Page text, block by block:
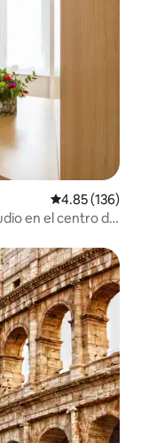
Calificación
4.85 (136)
en el centro de